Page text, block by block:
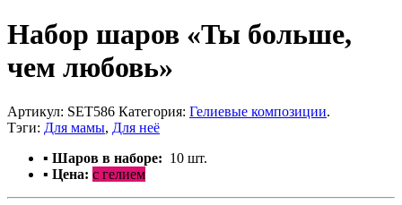
Набор шаров «Ты больше,
чем любовь»
Артикул: SET586 Категория: Гелиевые композиции.
Тэги: Для мамы, Для неё
▪ Шаров в наборе: 10 шт.
▪ Цена: с гелием